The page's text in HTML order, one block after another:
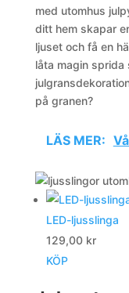
med utomhus
ditt hem skapar
ljuset och få en
låta magin sprida
på granen?
LÄS MER:
LED-ljusslinga
129,00 kr
KÖP